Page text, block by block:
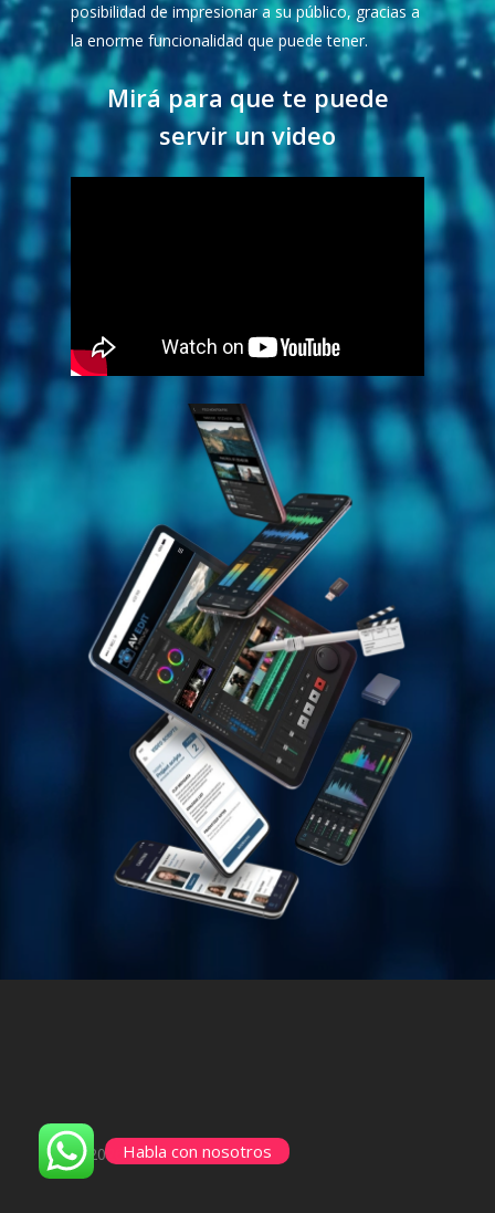
posibilidad de impresionar a su público, gracias a
la enorme funcionalidad que puede tener.
Mirá para que te puede
servir un video
© 2026 Idea Activa.
Habla con nosotros